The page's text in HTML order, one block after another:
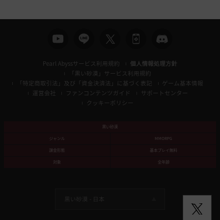
Pearl Abyssサービス利用規約
個人情報処理方針
「黒い砂漠」サービス利用規約
「特定商取引法」及び「資金決済法」に基づく表記
ゲーム基本情報
運営会社
ファンコンテンツガイド
サポートセンター
クッキーポリシー
黒い砂漠
ジャンル
MMORPG
課金形態
基本プレイ無料
対象
全年齢
黒い砂漠 - 日本